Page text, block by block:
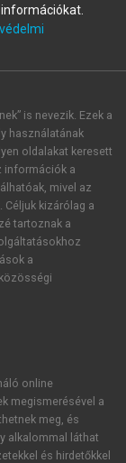
is nevezik. Ezek a
használatának
oldalakat keresett
információk a
mivel az
kizárólag a
tartoznak a
a
online
megismerésével a
meg, és
alkalommal láthat
és hirdetőkkel